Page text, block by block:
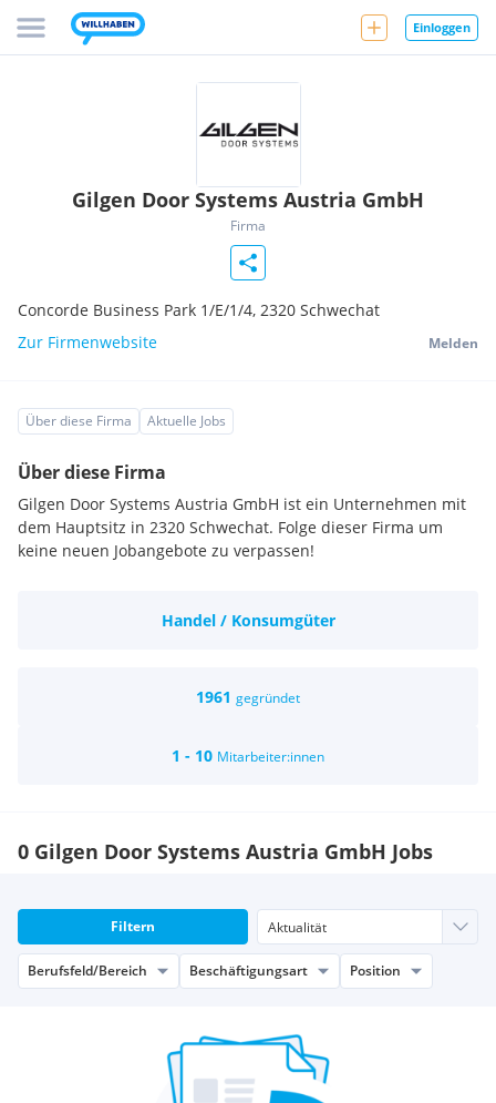
Einloggen
Gilgen Door Systems Austria GmbH
Firma
Concorde Business Park 1/E/1/4, 2320 Schwechat
Zur Firmenwebsite
Melden
Über diese Firma Aktuelle Jobs
Über diese Firma
Gilgen Door Systems Austria GmbH ist ein Unternehmen mit
dem Hauptsitz in 2320 Schwechat. Folge dieser Firma um
keine neuen Jobangebote zu verpassen!
Handel / Konsumgüter
1961 gegründet
1 - 10 Mitarbeiter:innen
0 Gilgen Door Systems Austria GmbH Jobs
Filtern
Berufsfeld/Bereich Beschäftigungsart Position